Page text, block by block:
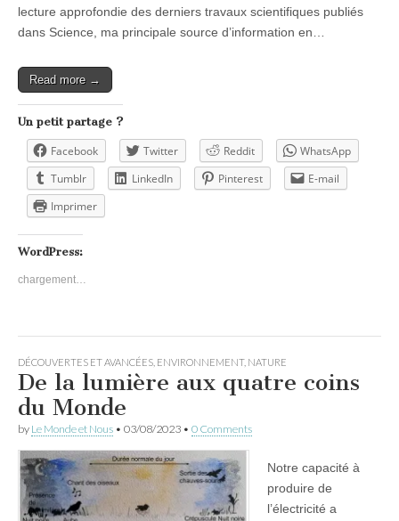
lecture approfondie des derniers travaux scientifiques publiés
dans Science, ma principale source d’information en…
Read more →
Un petit partage ?
Facebook Twitter Reddit
WhatsApp
Tumblr
LinkedIn Pinterest
E-mail
Imprimer
WordPress:
chargement…
DÉCOUVERTES ET AVANCÉES ENVIRONNEMENT, NATURE
De la lumière aux quatre coins
du Monde
by Le Monde et Nous • 03/08/2023 • 0 Comments
Notre capacité à
produire de
l’électricité a